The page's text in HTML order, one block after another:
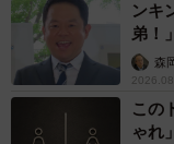
ンキ
弟！
森
この
ゃれ